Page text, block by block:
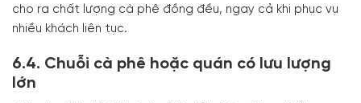
cho ra chất lượng cà phê đồng đều, ngay cả khi phục vụ
nhiều khách liên tục.
6.4. Chuỗi cà phê hoặc quán có lưu lượng
lớn